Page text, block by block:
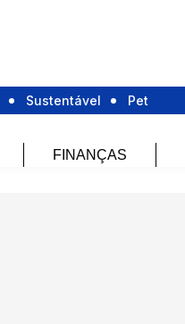
Sustentável Pet
FINANÇAS